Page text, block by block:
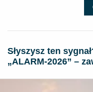
Słyszysz ten
„ALARM-2026” –